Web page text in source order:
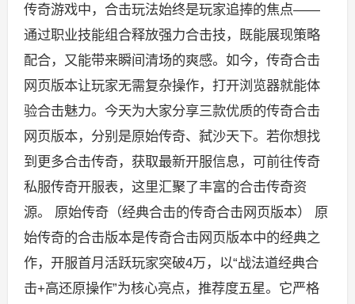
传奇游戏中，合击玩法始终是玩家追捧的焦点——
通过职业技能组合释放强力合击技，既能展现策略
配合，又能带来瞬间清场的爽感。如今，传奇合击
网页版本让玩家无需复杂操作，打开浏览器就能体
验合击魅力。今天为大家分享三款优质的传奇合击
网页版本，分别是原始传奇、弑沙天下。若你想找
到更多合击传奇，获取最新开服信息，可前往传奇
私服传奇开服表，这里汇聚了丰富的合击传奇资
源。 原始传奇（经典合击的传奇合击网页版本） 原
始传奇的合击版本是传奇合击网页版本中的经典之
作，开服首月活跃玩家突破4万，以“战法道经典合
击+高还原操作”为核心亮点，推荐度五星。它严格